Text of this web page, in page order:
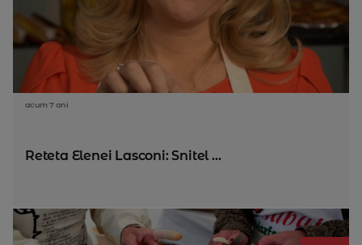
acum 7 ani
Reteta Elenei Lasconi: Snitel ...